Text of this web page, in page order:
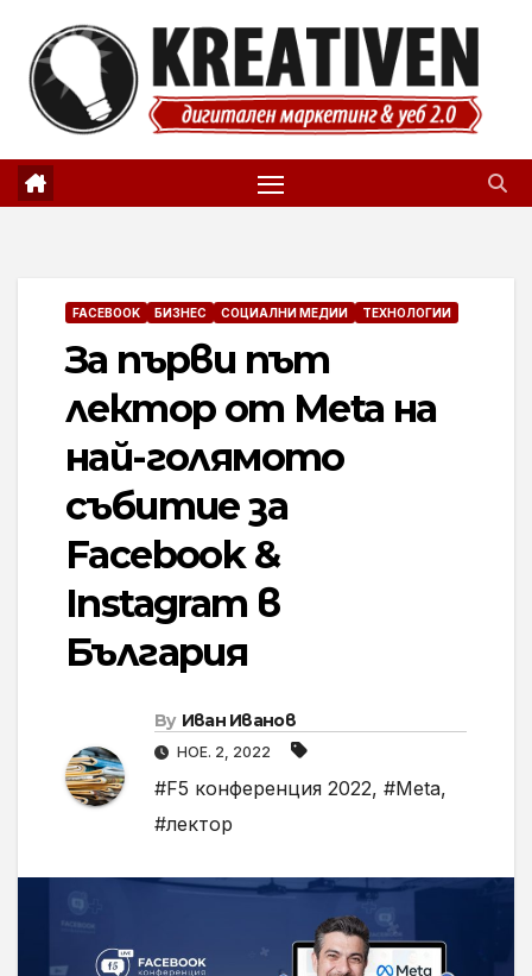
content
FACEBOOK БИЗНЕС СОЦИАЛНИ МЕДИИ ТЕХНОЛОГИИ
За първи път
лектор от Meta на
най-голямото
събитие за
Facebook &
Instagram в
България
By Иван Иванов
НОЕ. 2, 2022
#F5 конференция 2022, #Meta,
#лектор